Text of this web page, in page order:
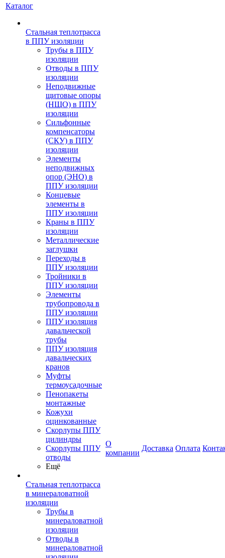
Каталог
Стальная теплотрасса
в ППУ изоляции
Трубы в ППУ
изоляции
Отводы в ППУ
изоляции
Неподвижные
щитовые опоры
(НЩО) в ППУ
изоляции
Cильфонные
компенсаторы
(СКУ) в ППУ
изоляции
Элементы
неподвижных
опор (ЭНО) в
ППУ изоляции
Концевые
элементы в
ППУ изоляции
Краны в ППУ
изоляции
Металлические
заглушки
Переходы в
ППУ изоляции
Тройники в
ППУ изоляции
Элементы
трубопровода в
ППУ изоляции
ППУ изоляция
давальческой
трубы
ППУ изоляция
давальческих
кранов
Муфты
термоусадочные
Пенопакеты
монтажные
Кожухи
оцинкованные
Скорлупы ППУ
цилиндры
Скорлупы ППУ
отводы
Ещё
Стальная теплотрасса
в минераловатной
изоляции
Трубы в
минераловатной
изоляции
Отводы в
минераловатной
О
компании
Доставка Оплата